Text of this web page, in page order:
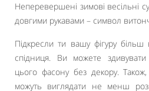
Неперевершені зимові весільні
довгими рукавами – символ
Підкресли ти вашу фігуру
спідниця. Ви можете
цього фасону без декору. Також,
можуть виглядати не менш